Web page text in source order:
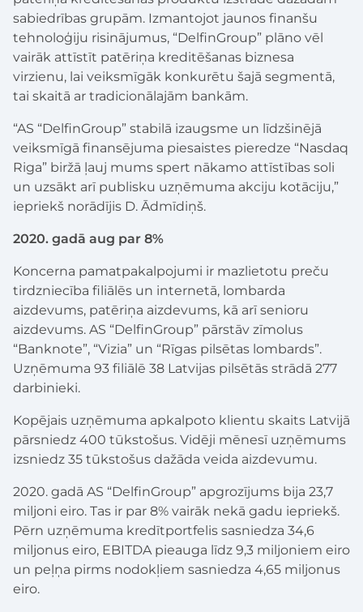
sabiedrības grupām. Izmantojot jaunos finanšu
tehnoloģiju risinājumus, “DelfinGroup” plāno vēl
vairāk attīstīt patēriņa kreditēšanas biznesa
virzienu, lai veiksmīgāk konkurētu šajā segmentā,
tai skaitā ar tradicionālajām bankām.
“AS “DelfinGroup” stabilā izaugsme un līdzšinējā
veiksmīgā finansējuma piesaistes pieredze “Nasdaq
Riga” biržā ļauj mums spert nākamo attīstības soli
un uzsākt arī publisku uzņēmuma akciju kotāciju,”
iepriekš norādījis D. Ādmīdiņš.
2020. gadā aug par 8%
Koncerna pamatpakalpojumi ir mazlietotu preču
tirdzniecība filiālēs un internetā, lombarda
aizdevums, patēriņa aizdevums, kā arī senioru
aizdevums. AS “DelfinGroup” pārstāv zīmolus
“Banknote”, “Vizia” un “Rīgas pilsētas lombards”.
Uzņēmuma 93 filiālē 38 Latvijas pilsētās strādā 277
darbinieki.
Kopējais uzņēmuma apkalpoto klientu skaits Latvijā
pārsniedz 400 tūkstošus. Vidēji mēnesī uzņēmums
izsniedz 35 tūkstošus dažāda veida aizdevumu.
2020. gadā AS “DelfinGroup” apgrozījums bija 23,7
miljoni eiro. Tas ir par 8% vairāk nekā gadu iepriekš.
Pērn uzņēmuma kredītportfelis sasniedza 34,6
miljonus eiro, EBITDA pieauga līdz 9,3 miljoniem eiro
un peļņa pirms nodokļiem sasniedza 4,65 miljonus
eiro.